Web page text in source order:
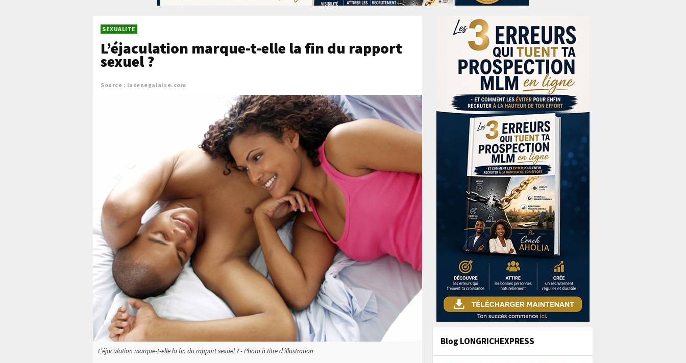
SEXUALITE
L’éjaculation marque-t-elle la fin du rapport
sexuel ?
Source : lasenegalaise.com
L’éjaculation marque-t-elle la fin du rapport sexuel ? - Photo à titre d'illustration
Blog LONGRICHEXPRESS